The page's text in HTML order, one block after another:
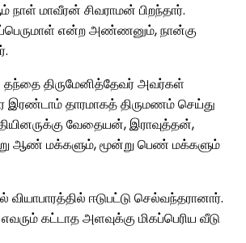
மாவீரன் சிவராமன் பிறந்தார்.
என்ற அண்ணனும், நான்கு
தந்தை திருமேனித்தேவர் அவர்கள்
இரண்டாம் தாரமாகத் திருமணம் செய்து
வேதையன், இராவுத்தன்,
ஆண் மக்களும், மூன்று பெண் மக்களும்
வியாபாரத்தில் ஈடுபட்டு செல்வந்தரானார்.
கட்டாத அளவுக்கு மிகப்பெரிய வீடு